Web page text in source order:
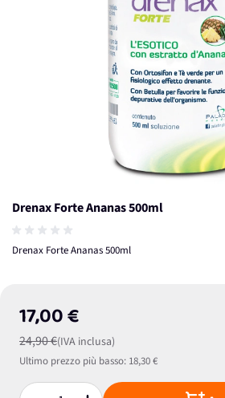
Drenax Forte Ananas 500ml
Drenax Forte Ananas 500ml
17,00 €
24,90 €(IVA inclusa)
Ultimo prezzo più basso: 18,30 €